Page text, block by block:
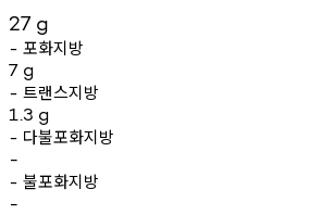
27 g
- 포화지방
7 g
- 트랜스지방
1.3 g
- 다불포화지방
-
- 불포화지방
-